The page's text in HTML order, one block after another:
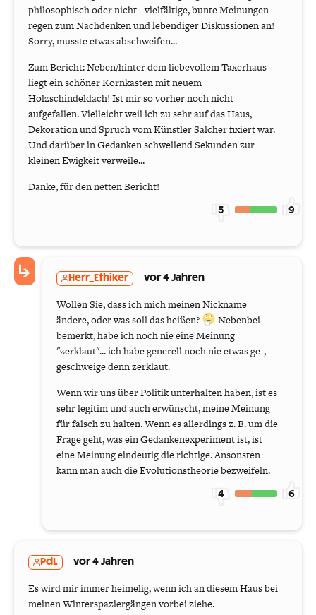
philosophisch oder nicht - vielfältige, bunte Meinungen
regen zum Nachdenken und lebendiger Diskussionen an!
Sorry, musste etwas abschweifen...
Zum Bericht: Neben/hinter dem liebevollem Taxerhaus
liegt ein schöner Kornkasten mit neuem
Holzschindeldach! Ist mir so vorher noch nicht
aufgefallen. Vielleicht weil ich zu sehr auf das Haus,
Dekoration und Spruch vom Künstler Salcher fixiert war.
Und darüber in Gedanken schwellend Sekunden zur
kleinen Ewigkeit verweile...
Danke, für den netten Bericht!
5 9
Herr_Ethiker vor 4 Jahren
Wollen Sie, dass ich mich meinen Nickname
ändere, oder was soll das heißen?
Nebenbei
bemerkt, habe ich noch nie eine Meinung
"zerklaut"... ich habe generell noch nie etwas ge-,
geschweige denn zerklaut.
Wenn wir uns über Politik unterhalten haben, ist es
sehr legitim und auch erwünscht, meine Meinung
für falsch zu halten. Wenn es allerdings z. B. um die
Frage geht, was ein Gedankenexperiment ist, ist
eine Meinung eindeutig die richtige. Ansonsten
kann man auch die Evolutionstheorie bezweifeln.
4 6
PdL vor 4 Jahren
Es wird mir immer heimelig, wenn ich an diesem Haus bei
meinen Winterspaziergängen vorbei ziehe.